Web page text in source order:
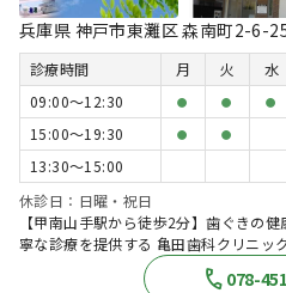
兵庫県 神戸市東灘区 森南町2-6-
診療時間 月 火 水
09:00〜12:30
● ● ●
15:00〜19:30 ● ●
13:30〜15:00
休診日：日曜・祝日
【甲南山手駅から徒歩2分】歯ぐきの
寧な診療を提供する 亀田歯科クリニッ
078-